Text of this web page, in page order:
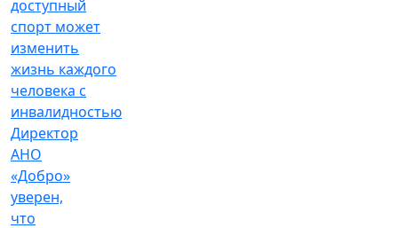
Директор
АНО
«Добро»
уверен,
что